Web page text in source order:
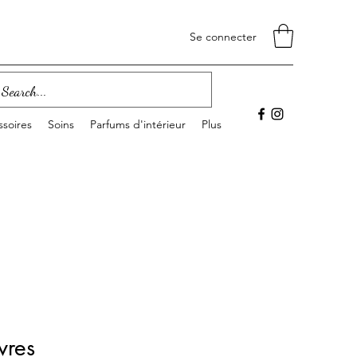
Se connecter
Soins Parfums d'intérieur Plus